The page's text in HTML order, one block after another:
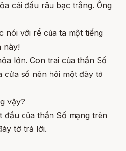
cái đầu râu bạc trắng. Ông
nói với rể của ta một tiếng
này!
lớn. Con trai của thần Số
cửa sổ nên hỏi một đày tớ
vậy?
đầu của thần Số mạng trên
tớ trả lời.